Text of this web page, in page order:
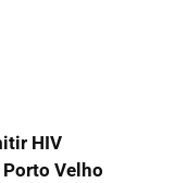
HIV
Velho